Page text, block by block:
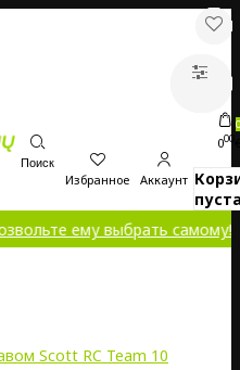
Поиск
Избранное Аккаунт
0
000
ему выбрать самому!
Scott RC Team 10